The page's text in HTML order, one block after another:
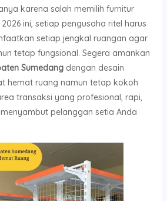
karena salah memilih furnitur
ini, setiap pengusaha ritel harus
setiap jengkal ruangan agar
tetap fungsional. Segera amankan
Sumedangdengan desain
hemat ruang namun tetap kokoh
transaksi yang profesional, rapi,
pelanggan setia Anda